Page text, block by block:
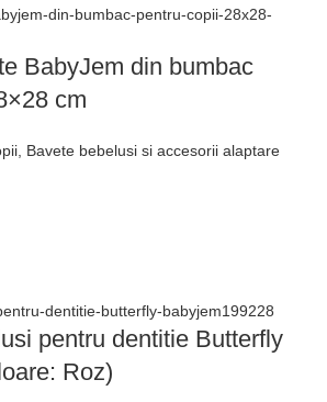
BabyJem din bumbac
cm
, Bavete bebelusi si accesorii alaptare
pentru dentitie Butterfly
Roz)